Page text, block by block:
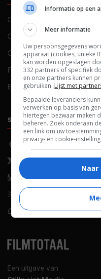
Een uitgave van
Contact
Over ons
Colofon
FAQ
Blog
SOCIALS
Facebook
X (Twitter)
LinkedIn
RSS-feed
WhatsApp
Informatie op een
Meer informatie
Uw persoonsgegevens
apparaat (cookies, unieke
kan worden opgeslagen
332 partners of specifiek
en onze partners kunnen
gebruiken. Lijst met
Bepaalde leveranciers
verwerken op basis van
hiertegen bezwaar maken
beheren. Zoek onderaan
een link om uw
privacy- en cookie-
Naar